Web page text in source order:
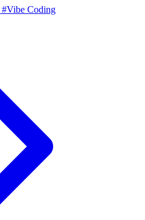
#Vibe Coding